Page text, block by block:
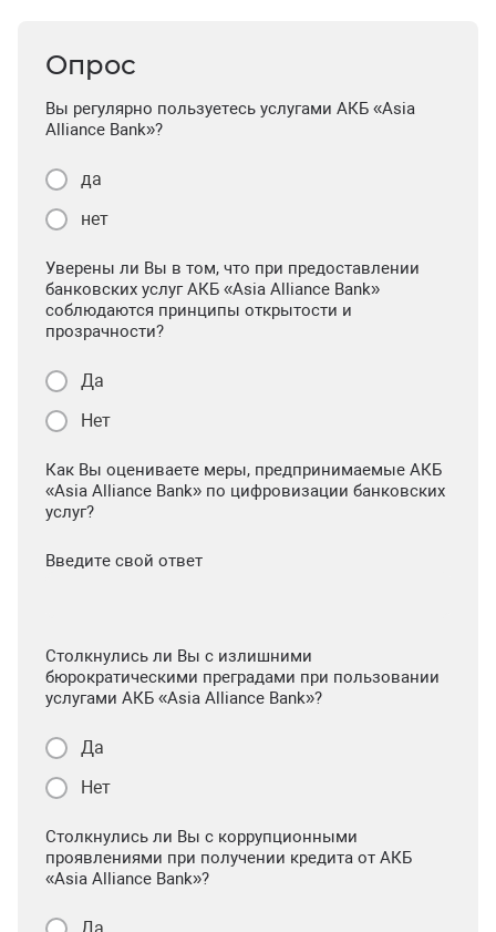
Опрос
Вы регулярно пользуетесь услугами АКБ «Asia
Alliance Bank»?
да
нет
Уверены ли Вы в том, что при предоставлении
банковских услуг АКБ «Asia Alliance Bank»
соблюдаются принципы открытости и
прозрачности?
Да
Нет
Как Вы оцениваете меры, предпринимаемые АКБ
«Asia Alliance Bank» по цифровизации банковских
услуг?
Введите свой ответ
Столкнулись ли Вы с излишними
бюрократическими преградами при пользовании
услугами АКБ «Asia Alliance Bank»?
Да
Нет
Столкнулись ли Вы с коррупционными
проявлениями при получении кредита от АКБ
«Asia Alliance Bank»?